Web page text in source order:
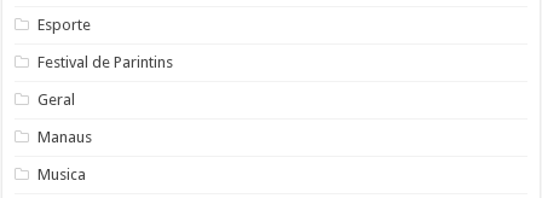
Esporte
Festival de Parintins
Geral
Manaus
Musica